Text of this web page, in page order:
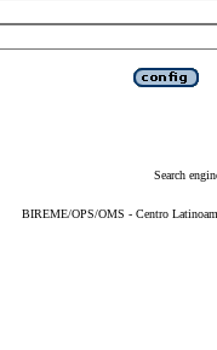
Search
BIREME/OPS/OMS - Centro